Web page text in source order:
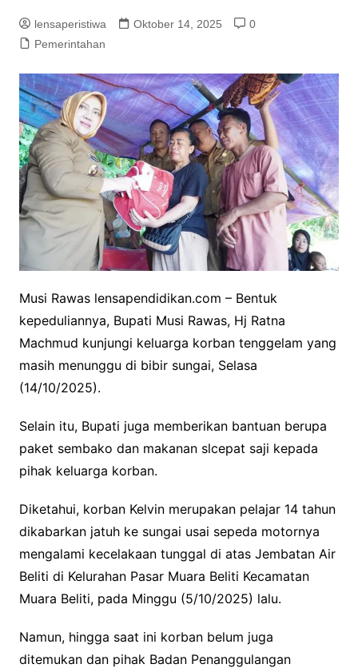
lensaperistiwa Oktober 14, 2025
0
Pemerintahan
Musi Rawas lensapendidikan.com – Bentuk
kepeduliannya, Bupati Musi Rawas, Hj Ratna
Machmud kunjungi keluarga korban tenggelam yang
masih menunggu di bibir sungai, Selasa
(14/10/2025).
Selain itu, Bupati juga memberikan bantuan berupa
paket sembako dan makanan slcepat saji kepada
pihak keluarga korban.
Diketahui, korban Kelvin merupakan pelajar 14 tahun
dikabarkan jatuh ke sungai usai sepeda motornya
mengalami kecelakaan tunggal di atas Jembatan Air
Beliti di Kelurahan Pasar Muara Beliti Kecamatan
Muara Beliti, pada Minggu (5/10/2025) lalu.
Namun, hingga saat ini korban belum juga
ditemukan dan pihak Badan Penanggulangan